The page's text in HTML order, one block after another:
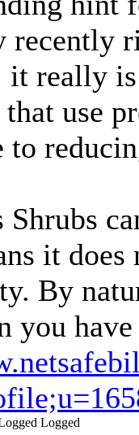
it really
use
to
Shrubs
it
By
you
Logged